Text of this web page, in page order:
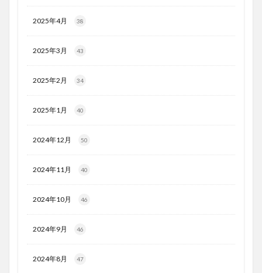
2025年4月 38
2025年3月 43
2025年2月 34
2025年1月 40
2024年12月 50
2024年11月 40
2024年10月 46
2024年9月 46
2024年8月 47